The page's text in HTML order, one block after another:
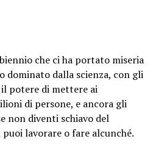
che ci ha portato miseria
dominato dalla scienza, con gli
potere di mettere ai
di persone, e ancora gli
non diventi schiavo del
puoi lavorare o fare alcunché.